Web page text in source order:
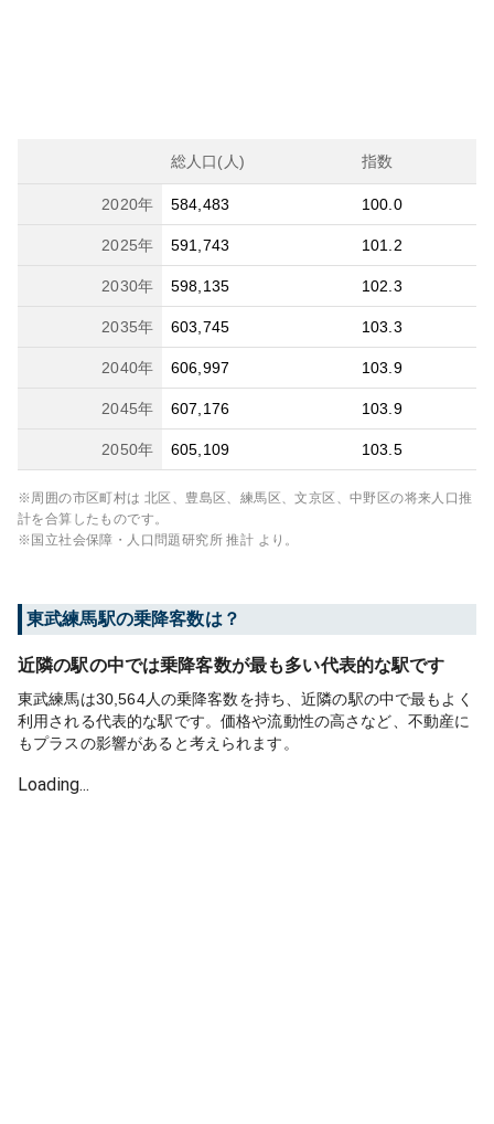
総人口(人) 指数
2020年 584,483 100.0
2025年 591,743 101.2
2030年 598,135 102.3
2035年 603,745 103.3
2040年 606,997 103.9
2045年 607,176 103.9
2050年 605,109 103.5
※周囲の市区町村は 北区、豊島区、練馬区、文京区、中野区の将来人口推
計を合算したものです。
※国立社会保障・人口問題研究所 推計 より。
東武練馬駅の乗降客数は？
近隣の駅の中では乗降客数が最も多い代表的な駅です
東武練馬は30,564人の乗降客数を持ち、近隣の駅の中で最もよく
利用される代表的な駅です。価格や流動性の高さなど、不動産に
もプラスの影響があると考えられます。
Loading...